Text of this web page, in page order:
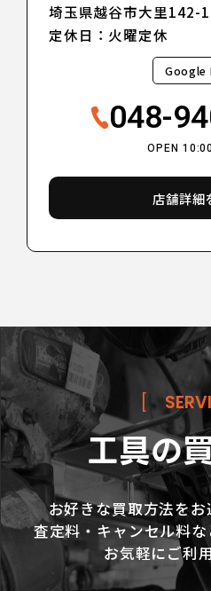
埼玉県越谷市大里142-1
定休日：火曜定休
Google
048-
OPEN
店舗詳細
工具の
お好きな買取方法を
査定料・キャンセル料
お気軽にご利
LINE査定